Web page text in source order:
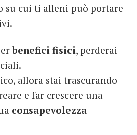
su cui ti alleni può portare
benefici fisici, perderai
allora stai trascurando
e far crescere una
consapevolezza